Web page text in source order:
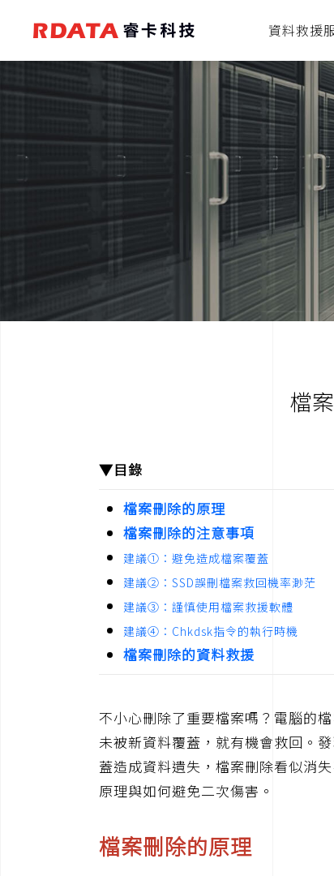
資料救援
檔
▼目錄
檔案刪除的原理
檔案刪除的注意事項
建議①：避免造成檔案覆蓋
建議②：SSD誤刪檔案救回機率渺茫
建議③：謹慎使用檔案救援軟體
建議④：Chkdsk指令的執行時機
檔案刪除的資料救援
不小心刪除了重要檔案嗎？電腦的
未被新資料覆蓋，就有機會救回。
蓋造成資料遺失，檔案刪除看似消
原理與如何避免二次傷害。
檔案刪除的原理